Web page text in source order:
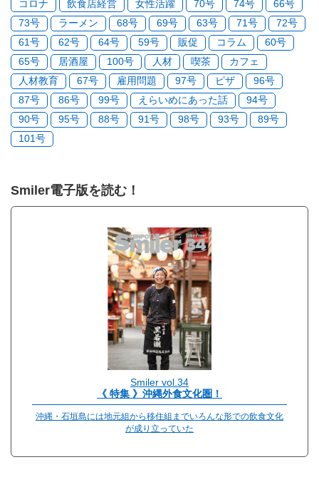
コロナ 飲食店経営 女性活躍 70号 74号
66号
73号
ラーメン 68号 69号 63号 71号
72号
61号
62号 64号 59号 販促 コラム
60号
65号
居酒屋 100号 人材 喫茶
カフェ
人材教育
67号 雇用問題 97号 ピザ
96号
87号
86号 99号 えらいめにあった話
94号
90号
95号 88号 91号 98号 93号
89号
101号
Smiler電子版を読む！
Smiler vol.34
《 特集 》沖縄外食文化圏！
沖縄・石垣島には地元組から移住組までいろんな形での飲食文化
が成り立っていた